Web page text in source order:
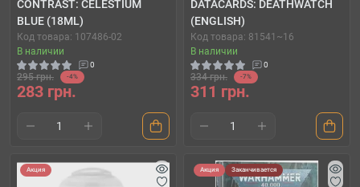
CONTRAST: CELESTIUM
BLUE (18ML)
Код товара: 107486-02
В наличии
0
295 грн. -4%
283 грн.
DATACARDS: DEATHWATCH
(ENGLISH)
Код товара: 81541~16
В наличии
0
334 грн. -7%
311 грн.
Акция Акция Заканчивается